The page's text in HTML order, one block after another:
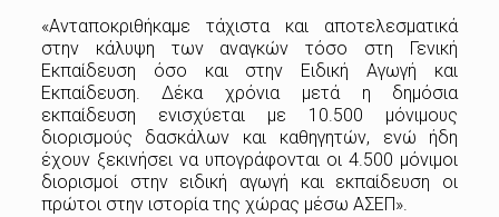
«Ανταποκριθήκαμε τάχιστα και αποτελεσματικά
στην κάλυψη των αναγκών τόσο στη Γενική
Εκπαίδευση όσο και στην Ειδική Αγωγή και
Εκπαίδευση. Δέκα χρόνια μετά η δημόσια
εκπαίδευση ενισχύεται με 10.500 μόνιμους
διορισμούς δασκάλων και καθηγητών, ενώ ήδη
έχουν ξεκινήσει να υπογράφονται οι 4.500 μόνιμοι
διορισμοί στην ειδική αγωγή και εκπαίδευση οι
πρώτοι στην ιστορία της χώρας μέσω ΑΣΕΠ».